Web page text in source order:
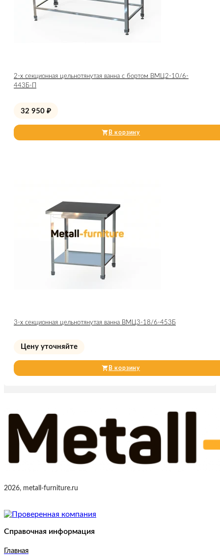
2-х секционная цельнотянутая ванна с бортом ВМЦ2-10/6-
443Б-П
32 950 ₽
В корзину
3-х секционная цельнотянутая ванна ВМЦ3-18/6-453Б
Цену уточняйте
В корзину
2026, metall-furniture.ru
Справочная информация
Главная